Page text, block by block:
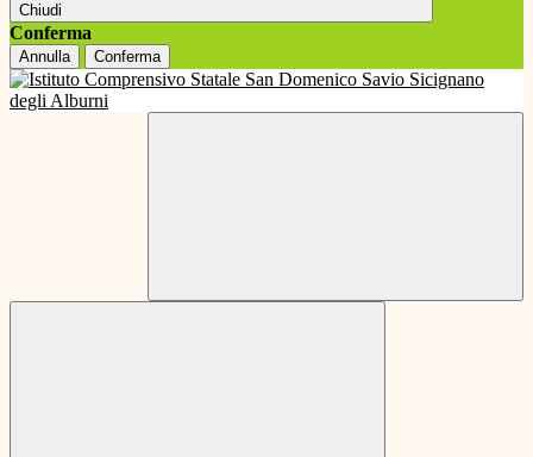
Chiudi
Conferma
Annulla Conferma